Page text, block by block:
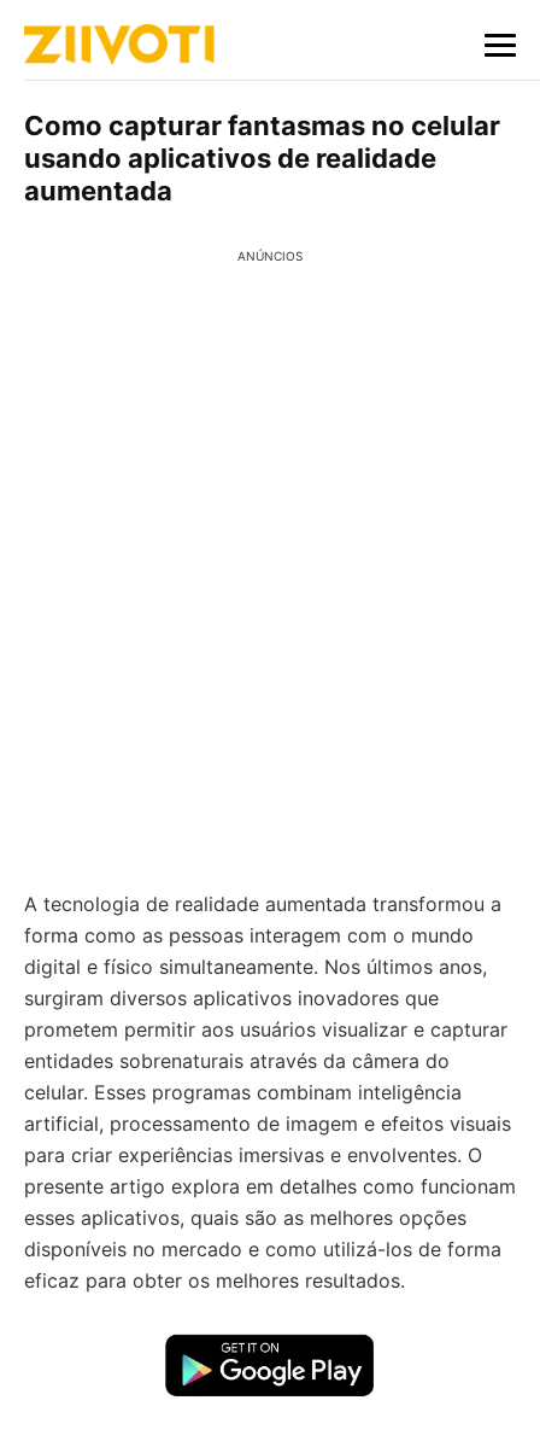
Como capturar fantasmas no celular
usando aplicativos de realidade
aumentada
ANÚNCIOS
A tecnologia de realidade aumentada transformou a
forma como as pessoas interagem com o mundo
digital e físico simultaneamente. Nos últimos anos,
surgiram diversos aplicativos inovadores que
prometem permitir aos usuários visualizar e capturar
entidades sobrenaturais através da câmera do
celular. Esses programas combinam inteligência
artificial, processamento de imagem e efeitos visuais
para criar experiências imersivas e envolventes. O
presente artigo explora em detalhes como funcionam
esses aplicativos, quais são as melhores opções
disponíveis no mercado e como utilizá-los de forma
eficaz para obter os melhores resultados.